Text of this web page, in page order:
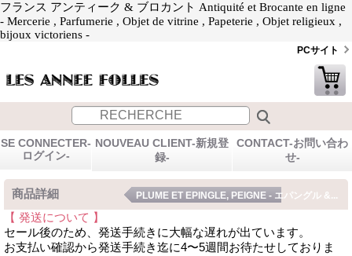
フランス アンティーク & ブロカント Antiquité et Brocante en ligne
- Mercerie , Parfumerie , Objet de vitrine , Papeterie , Objet religieux ,
bijoux victoriens -
PCサイト
SE CONNECTER-
ログイン-
NOUVEAU CLIENT-新規登
録-
CONTACT-お問い合わ
せ-
商品詳細 PLUME ET EPINGLE, PEIGNE - エパングル &...
【 発送について 】
セール後のため、発送手続きに大幅な遅れが出ています。
お支払い確認から発送手続き迄に4〜5週間お待たせしておりま